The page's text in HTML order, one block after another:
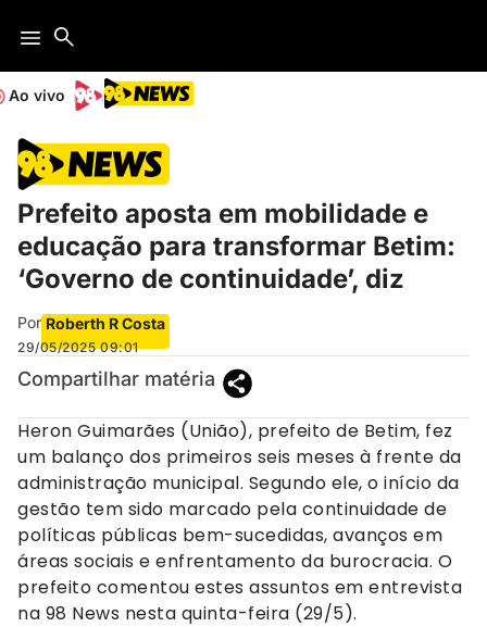
Ao vivo
Prefeito aposta em mobilidade e
educação para transformar Betim:
‘Governo de continuidade’, diz
Por Roberth R Costa
29/05/2025 09:01
Compartilhar matéria
Heron Guimarães (União), prefeito de Betim, fez
um balanço dos primeiros seis meses à frente da
administração municipal. Segundo ele, o início da
gestão tem sido marcado pela continuidade de
políticas públicas bem-sucedidas, avanços em
áreas sociais e enfrentamento da burocracia. O
prefeito comentou estes assuntos em entrevista
na 98 News nesta quinta-feira (29/5).